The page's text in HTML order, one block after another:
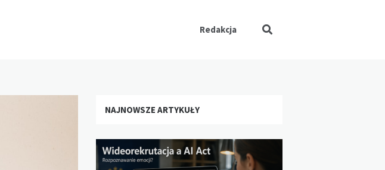
Redakcja
NAJNOWSZE ARTYKUŁY